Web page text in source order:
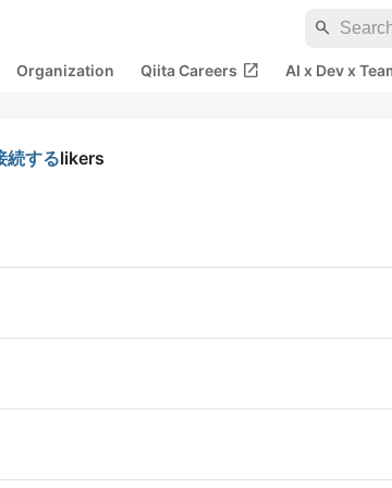
search
Organization Qiita Careers open_in_new AI x Dev x
続するlikers